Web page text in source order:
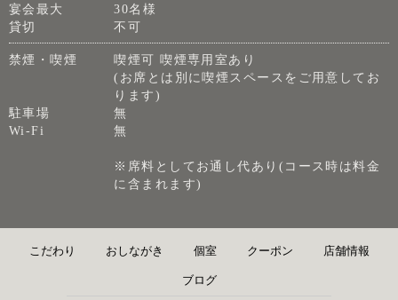
宴会最大
30名様
貸切
不可
禁煙・喫煙
喫煙可 喫煙専用室あり
(お席とは別に喫煙スペースをご用意してお
ります)
駐車場
無
Wi-Fi
無
※席料としてお通し代あり(コース時は料金
に含まれます)
こだわり おしながき 個室 クーポン 店舗情報
ブログ